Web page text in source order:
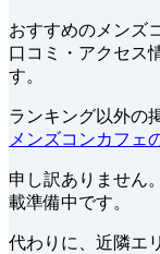
おすすめのメンズ
口コミ・アクセス
す。
ランキング以外の
メンズコンカフェ
申し訳ありません
載準備中です。
代わりに、近隣エ